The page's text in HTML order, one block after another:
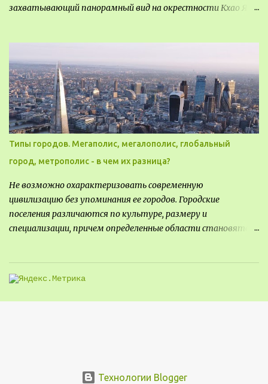
захватывающий панорамный вид на окрестности Кхао Яй.
могли бы свободно попасть, не заходя в само заведение.
Типы городов. Мегаполис, мегалополис, глобальный
город, метрополис - в чем их разница?
Не возможно охарактеризовать современную
цивилизацию без упоминания ее городов. Городские
поселения различаются по культуре, размеру и
специализации, причем определенные области становятся
поселения был общим показателем его важности - чем
крупнее город, тем больше мощности он приносил, однако, с
большой миграцией в сельскую местность в прошлом веке,
успешно разрабатывать проекты и планы городов.
Технологии Blogger